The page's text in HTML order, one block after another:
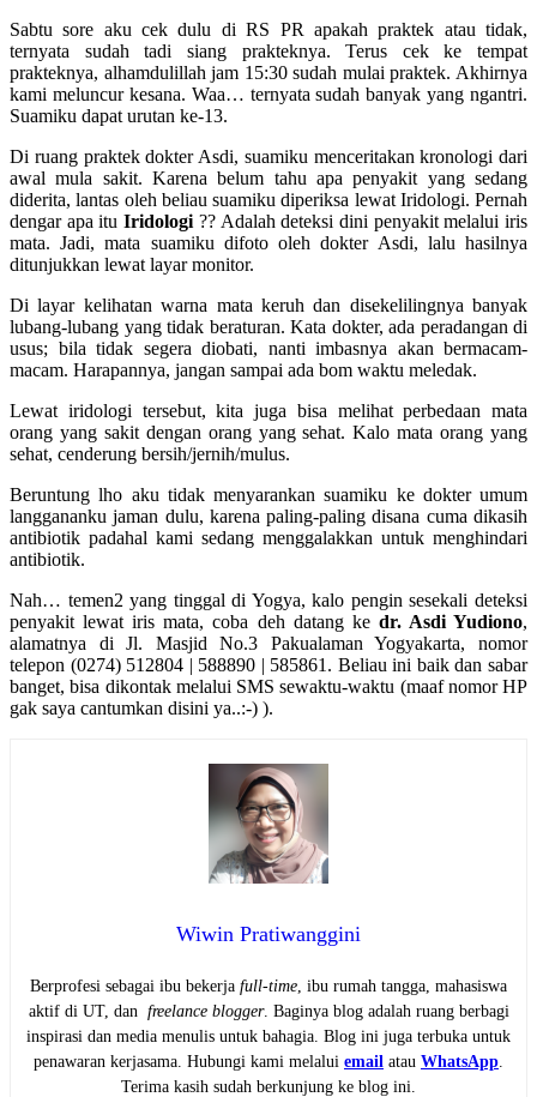
Sabtu sore aku cek dulu di RS PR apakah praktek atau tidak,
ternyata sudah tadi siang prakteknya. Terus cek ke tempat
prakteknya, alhamdulillah jam 15:30 sudah mulai praktek. Akhirnya
kami meluncur kesana. Waa… ternyata sudah banyak yang ngantri.
Suamiku dapat urutan ke-13.
Di ruang praktek dokter Asdi, suamiku menceritakan kronologi dari
awal mula sakit. Karena belum tahu apa penyakit yang sedang
diderita, lantas oleh beliau suamiku diperiksa lewat Iridologi. Pernah
dengar apa ituIridologi ?? Adalah deteksi dini penyakit melalui iris
mata. Jadi, mata suamiku difoto oleh dokter Asdi, lalu hasilnya
ditunjukkan lewat layar monitor.
Di layar kelihatan warna mata keruh dan disekelilingnya banyak
lubang-lubang yang tidak beraturan. Kata dokter, ada peradangan di
usus; bila tidak segera diobati, nanti imbasnya akan bermacam-
macam. Harapannya, jangan sampai ada bom waktu meledak.
Lewat iridologi tersebut, kita juga bisa melihat perbedaan mata
orang yang sakit dengan orang yang sehat. Kalo mata orang yang
sehat, cenderung bersih/jernih/mulus.
Beruntung lho aku tidak menyarankan suamiku ke dokter umum
langgananku jaman dulu, karena paling-paling disana cuma dikasih
antibiotik padahal kami sedang menggalakkan untuk menghindari
antibiotik.
Nah… temen2 yang tinggal di Yogya, kalo pengin sesekali deteksi
penyakit lewat iris mata, coba deh datang ke dr. Asdi Yudiono,
alamatnya di Jl. Masjid No.3 Pakualaman Yogyakarta, nomor
telepon (0274) 512804 | 588890 | 585861. Beliau ini baik dan sabar
banget, bisa dikontak melalui SMS sewaktu-waktu (maaf nomor HP
gak saya cantumkan disini ya..:-) ).
Wiwin Pratiwanggini
Berprofesi sebagai ibu bekerja full-time , ibu rumah tangga, mahasiswa
aktif di UT, dan freelance blogger. Baginya blog adalah ruang berbagi
inspirasi dan media menulis untuk bahagia. Blog ini juga terbuka untuk
penawaran kerjasama. Hubungi kami melalui email atau WhatsApp
Terima kasih sudah berkunjung ke blog ini.